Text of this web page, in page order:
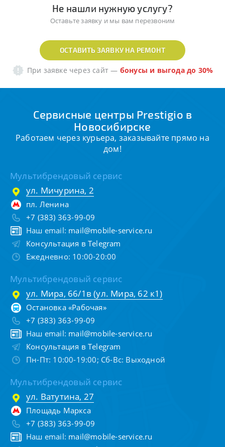
Не нашли нужную услугу?
Оставьте заявку и мы вам перезвоним
ОСТАВИТЬ ЗАЯВКУ НА РЕМОНТ
При заявке через сайт — бонусы и выгода до 30%
Сервисные центры Prestigio в
Новосибирске
Работаем через курьера, заказывайте прямо на
дом!
Мультибрендовый сервис
ул. Мичурина, 2
пл. Ленина
+7 (383) 363-99-09
Наш email: mail@mobile-service.ru
Консультация в Telegram
Ежедневно: 10:00-20:00
Мультибрендовый сервис
ул. Мира, 66/1в (ул. Мира, 62 к1)
Остановка «Рабочая»
+7 (383) 363-99-09
Наш email: mail@mobile-service.ru
Консультация в Telegram
Пн-Пт: 10:00-19:00; Сб-Вс: Выходной
Мультибрендовый сервис
ул. Ватутина, 27
Площадь Маркса
+7 (383) 363-99-09
Наш email: mail@mobile-service.ru